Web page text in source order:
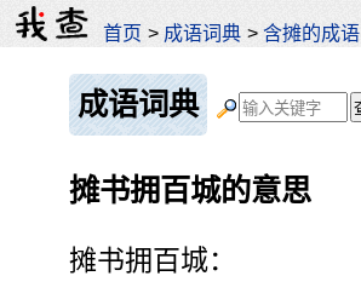
首页 > 成语词典 >含摊的成语
成语词典
摊书拥百城的意思
摊书拥百城：